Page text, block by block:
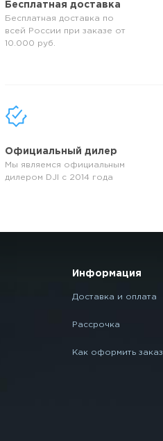
Бесплатная доставка
Бесплатная доставка по
всей России при заказе от
10.000 руб.
Официальный дилер
Мы являемся официальным
дилером DJI с 2014 года
Информация
Доставка и оплата
Рассрочка
Как оформить заказ